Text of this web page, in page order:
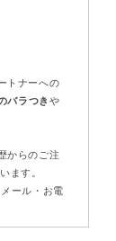
トナーへの
バラつき や
からのご注
ます。
ール・お電